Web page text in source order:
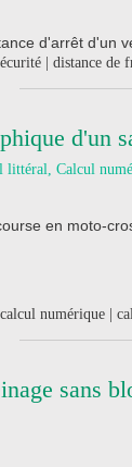
d'arrêt d'un
| distance de
d'un
littéral, Calcul
en moto-
numérique |
sans